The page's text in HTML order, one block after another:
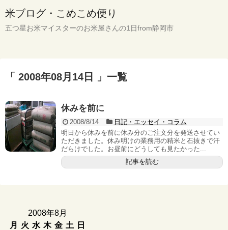
米ブログ・こめこめ便り
五つ星お米マイスターのお米屋さんの1日from静岡市
「 2008年08月14日 」一覧
休みを前に
2008/8/14
日記・エッセイ・コラム
明日から休みを前に休み分のご注文分を発送させてい
ただきました。休み明けの業務用の精米と石抜きで汗
だらけでした。お昼前にどうしても見たかった...
記事を読む
2008年8月
月
火 水 木 金 土
日